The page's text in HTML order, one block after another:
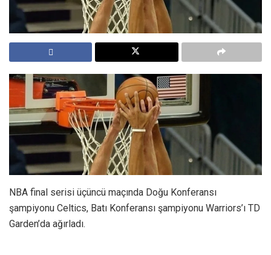
NBA final serisi üçüncü maçında Doğu Konferansı
şampiyonu Celtics, Batı Konferansı şampiyonu Warriors’ı TD
Garden’da ağırladı.